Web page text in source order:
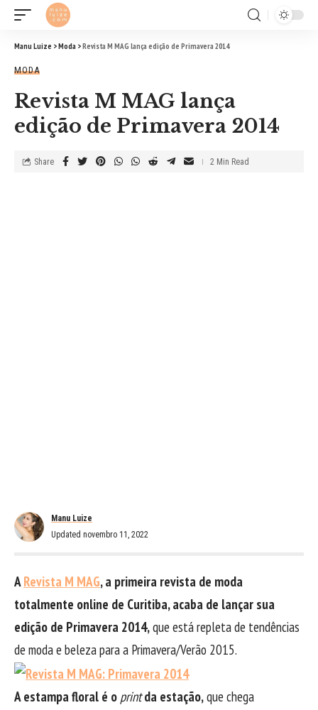
Manu Luize >Moda >Revista M MAG lança edição de Primavera 2014
MODA
Revista M MAG lança
edição de Primavera 2014
Manu Luize
Updated novembro 11, 2022
Share 2 Min Read
ARevista M MAG, a primeira revista de moda
totalmente online de Curitiba, acaba de lançar sua
edição de Primavera 2014,que está repleta de tendências
de moda e beleza para a Primavera/Verão 2015.
A estampa floral é o printda estação,que chega